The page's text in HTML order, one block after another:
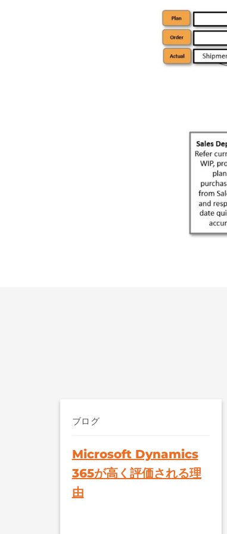
ブログ
Microsoft Dynamics
365が高く評価される理
由